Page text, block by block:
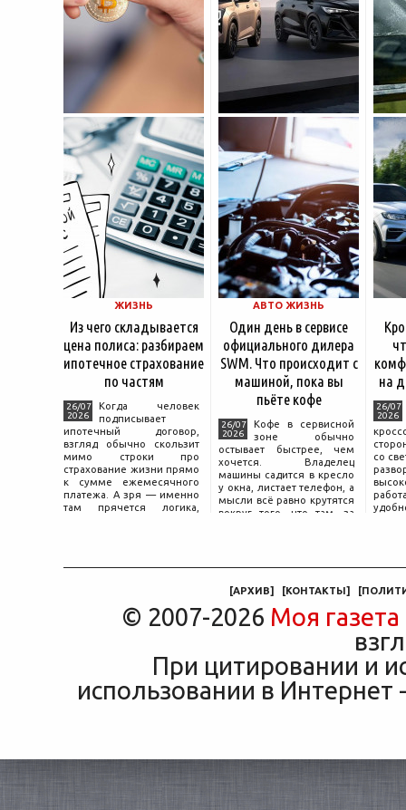
ЖИЗНЬ
Из чего складывается
цена полиса: разбираем
ипотечное страхование
по частям
26/07
2026
Когда человек
подписывает
ипотечный договор,
взгляд обычно скользит
мимо строки про
страхование жизни прямо
к сумме ежемесячного
платежа. А зря — именно
там прячется логика,
АВТО ЖИЗНЬ
Один день в сервисе
официального дилера
SWM. Что происходит с
машиной, пока вы
пьёте кофе
26/07
2026
Кофе в сервисной
зоне обычно
остывает быстрее, чем
хочется. Владелец
машины садится в кресло
у окна, листает телефон, а
мысли всё равно крутятся
вокруг того, что там, за
на
26/07
2026
со
[АРХИВ] [КОНТАКТЫ] [
© 2007-2026 Моя газета
При цитировании и
использовании в Интернет